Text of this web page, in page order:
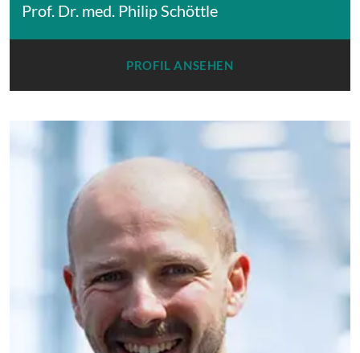
Prof. Dr. med. Philip Schöttle
PROFIL ANSEHEN